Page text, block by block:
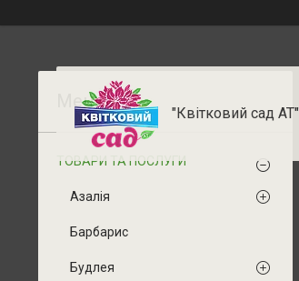
"Квітковий сад АТ"
ТОВАРИ ТА ПОСЛУГИ
Азалія
Барбарис
Будлея